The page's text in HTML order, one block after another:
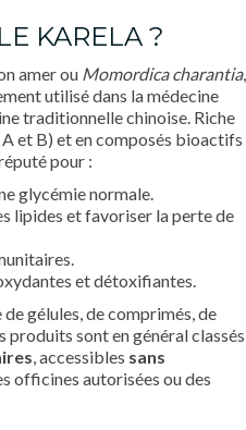
KARELA ?
amer ou Momordica charantia,
utilisé dans la médecine
traditionnelle chinoise. Riche
et B) et en composés bioactifs
pour :
glycémie normale.
lipides et favoriser la perte de
et détoxifiantes.
gélules, de comprimés, de
produits sont en général classés
, accessibles sans
officines autorisées ou des